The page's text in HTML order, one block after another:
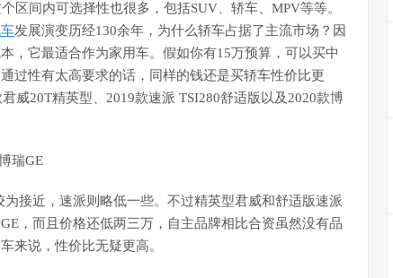
区间内可选择性也很多，包括SUV、轿车、MPV等等。
发展演变历经130余年，为什么轿车占据了主流市场？因
，它最适合作为家用车。假如你有15万预算，可以买中
过性有太高要求的话，同样的钱还是买轿车性价比更
威20T精英型、2019款速派 TSI280舒适版以及2020款博
接近，速派则略低一些。不过精英型君威和舒适版速派
，而且价格还低两三万，自主品牌相比合资虽然没有品
来说，性价比无疑更高。